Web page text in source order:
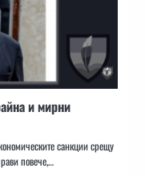
и мирни
санкции срещу
повече,…